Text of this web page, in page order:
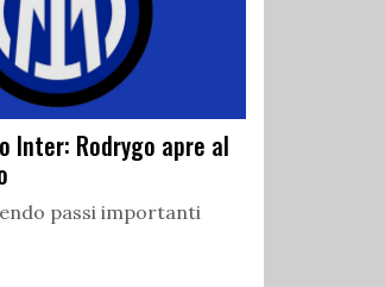
Inter: Rodrygo apre al
passi importanti